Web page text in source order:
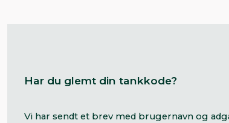
Har du glemt din tankkode?
Vi har sendt et brev med brugernavn og